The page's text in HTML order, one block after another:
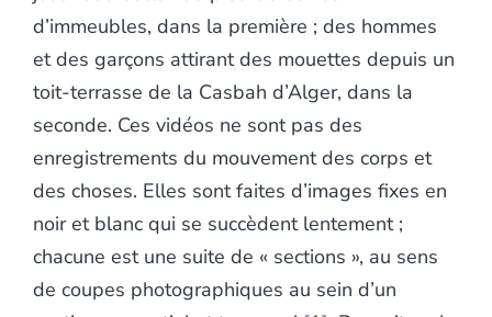
d’immeubles, dans la première ; des hommes
et des garçons attirant des mouettes depuis un
toit-terrasse de la Casbah d’Alger, dans la
seconde. Ces vidéos ne sont pas des
enregistrements du mouvement des corps et
des choses. Elles sont faites d’images fixes en
noir et blanc qui se succèdent lentement ;
chacune est une suite de « sections », au sens
de coupes photographiques au sein d’un